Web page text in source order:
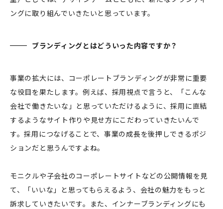
ングに取り組んでいきたいと思っています。
ブランディングとはどういった内容ですか？
事業の拡大には、コーポレートブランディングが非常に重要
な役目を果たします。例えば、採用視点で言うと、「こんな
会社で働きたいな」と思っていただけるように、採用に直結
するようなサイト作りや見せ方にこだわっていきたいんで
す。採用につなげることで、事業の成長を後押しできるポジ
ションだと思うんですよね。
モニクルや子会社のコーポレートサイトなどの公開情報を見
て、「いいな」と思ってもらえるよう、会社の魅力をもっと
訴求していきたいです。また、インナーブランディングにも